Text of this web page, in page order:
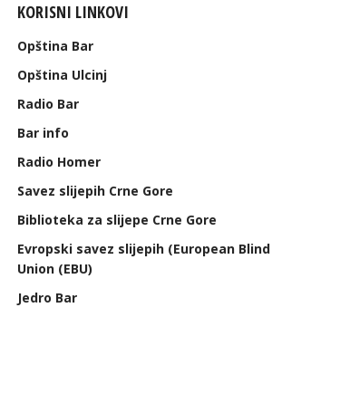
KORISNI LINKOVI
Opština Bar
Opština Ulcinj
Radio Bar
Bar info
Radio Homer
Savez slijepih Crne Gore
Biblioteka za slijepe Crne Gore
Evropski savez slijepih (European Blind
Union (EBU)
Jedro Bar